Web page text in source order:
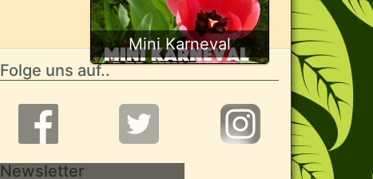
Mini Karneval
Folge uns auf..
Newsletter